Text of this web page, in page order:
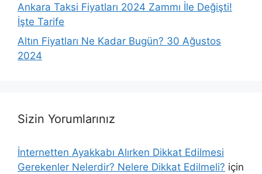
Ankara Taksi Fiyatları 2024 Zammı İle Değişti!
İşte Tarife
Altın Fiyatları Ne Kadar Bugün? 30 Ağustos
2024
Sizin Yorumlarınız
İnternetten Ayakkabı Alırken Dikkat Edilmesi
Gerekenler Nelerdir? Nelere Dikkat Edilmeli? için